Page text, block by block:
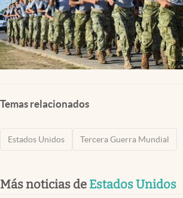
Temas relacionados
Estados Unidos Tercera Guerra Mundial
Más noticias de Estados Unidos